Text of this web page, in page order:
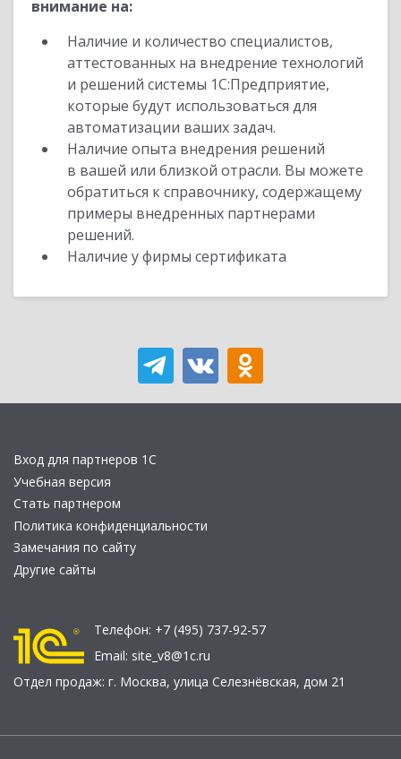
внимание на:
Наличие и количество специалистов,
аттестованных на внедрение технологий
и решений системы 1С:Предприятие,
которые будут использоваться для
автоматизации ваших задач.
Наличие опыта внедрения решений
в вашей или близкой отрасли. Вы можете
обратиться к справочнику, содержащему
примеры внедренных партнерами
решений.
Наличие у фирмы сертификата
Вход для партнеров 1С
Учебная версия
Стать партнером
Политика конфиденциальности
Замечания по сайту
Другие сайты
Телефон: +7 (495) 737-92-57
Email: site_v8@1c.ru
Отдел продаж: г. Москва, улица Селезнёвская, дом 21